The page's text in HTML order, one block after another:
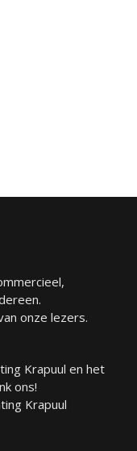
onze lezers.
Krapuul en het
ons!
Krapuul